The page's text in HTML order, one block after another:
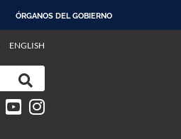
ÓRGANOS DEL GOBIERNO
ENGLISH